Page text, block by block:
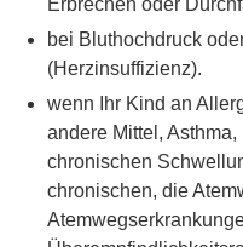
Erbrechen oder
bei Bluthochdruck
(Herzinsuffizienz).
wenn Ihr Kind an
andere Mittel,
chronischen
chronischen, die